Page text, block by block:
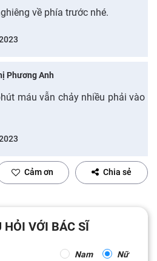
về phía trước nhé.
Phương Anh
máu vẫn chảy nhiều phải vào
Cảm ơn Chia sẻ
HỎI VỚI BÁC SĨ
Nam Nữ